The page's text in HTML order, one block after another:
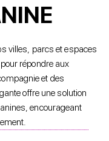
villes, parcs et espaces
répondre aux
et des
offre une solution
encourageant